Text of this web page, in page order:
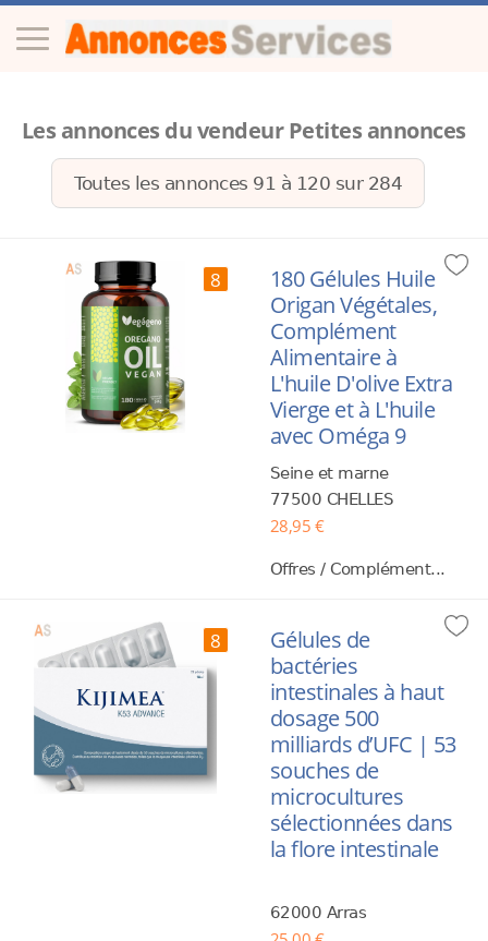
Les annonces du vendeur Petites annonces
Toutes les annonces 91 à 120 sur 284
8
180 Gélules Huile
Origan Végétales,
Complément
Alimentaire à
L'huile D'olive Extra
Vierge et à L'huile
avec Oméga 9
Seine et marne
77500 CHELLES
28,95 €
Offres / Complément...
8
Gélules de
bactéries
intestinales à haut
dosage 500
milliards d’UFC | 53
souches de
microcultures
sélectionnées dans
la flore intestinale
62000 Arras